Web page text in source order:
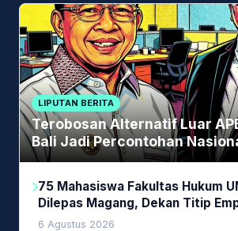
LIPUTAN BERITA
Terobosan Alternatif Luar
Bali Jadi Percontohan
Pembiayaan Daerah
75 Mahasiswa Fakultas Hukum
Dilepas Magang, Dekan Titip
Penting
6 Agustus 2026